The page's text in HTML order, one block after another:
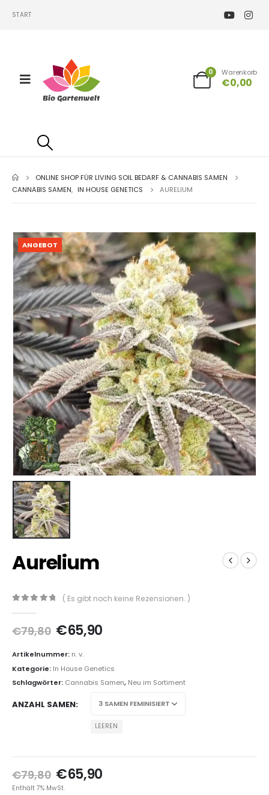
START
0 Warenkorb
€0,00
ONLINE SHOP FÜR LIVING SOIL BEDARF & CANNABIS SAMEN
CANNABIS SAMEN, IN HOUSE GENETICS AURELIUM
ANGEBOT
Aurelium
( Es gibt noch keine Rezensionen. )
€79,80 €65,90
Artikelnummer: n. v.
Kategorie: In House Genetics
Schlagwörter: Cannabis Samen, Neu im Sortiment
ANZAHL SAMEN
LEEREN
€79,80 €65,90
Enthält 7% MwSt.